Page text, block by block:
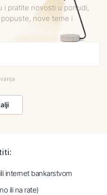
i pratite novosti u ponudi,
nove teme i
internet bankarstvom
ili na rate)